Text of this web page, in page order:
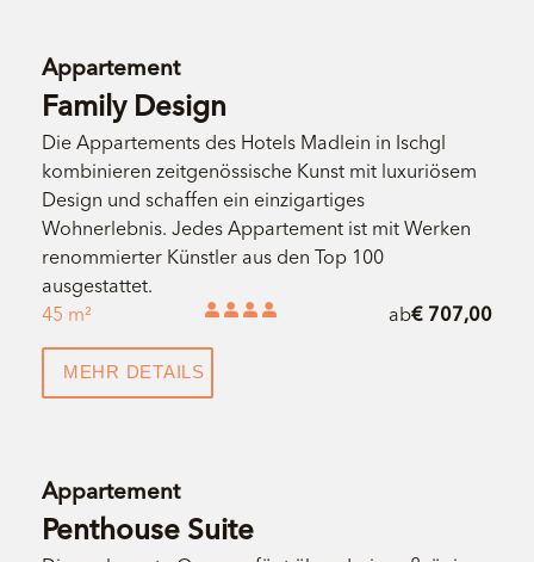
Appartement
Family Design
Die Appartements des Hotels Madlein in Ischgl
kombinieren zeitgenössische Kunst mit luxuriösem
Design und schaffen ein einzigartiges
Wohnerlebnis. Jedes Appartement ist mit Werken
renommierter Künstler aus den Top 100
ausgestattet.
45 m²
ab€ 707,00
MEHR DETAILS
Appartement
Penthouse Suite